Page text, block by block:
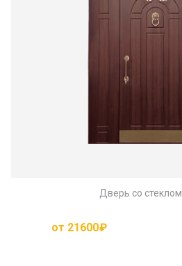
Дверь со стеклом
от 21600₽